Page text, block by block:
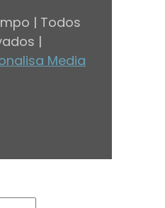
| Todos
|
Media